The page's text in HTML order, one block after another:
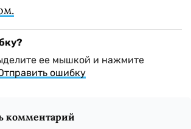
ее мышкой и нажмите
ошибку
комментарий